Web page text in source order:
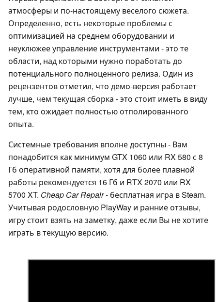
атмосферы и по-настоящему веселого сюжета.
Определенно, есть некоторые проблемы с
оптимизацией на среднем оборудовании и
неуклюжее управление инструментами - это те
области, над которыми нужно поработать до
потенциального полноценного релиза. Один из
рецензентов отметил, что демо-версия работает
лучше, чем текущая сборка - это стоит иметь в виду
тем, кто ожидает полностью отполированного
опыта.
Системные требования вполне доступны - Вам
понадобится как минимум GTX 1060 или RX 580 с 8
Гб оперативной памяти, хотя для более плавной
работы рекомендуется 16 Гб и RTX 2070 или RX
5700 XT. Cheap Car Repair- бесплатная игра в Steam.
Учитывая родословную PlayWay и ранние отзывы,
игру стоит взять на заметку, даже если Вы не хотите
играть в текущую версию.